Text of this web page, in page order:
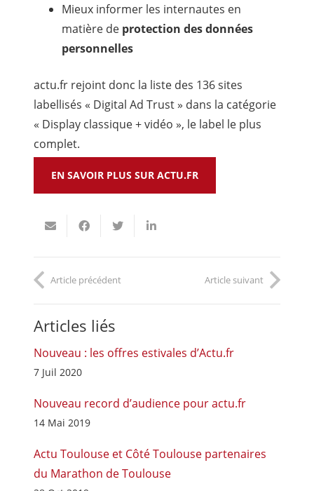
Mieux informer les internautes en
matière de protection des données
personnelles
actu.fr rejoint donc la liste des 136 sites
labellisés « Digital Ad Trust » dans la catégorie
« Display classique + vidéo », le label le plus
complet.
EN SAVOIR PLUS SUR ACTU.FR
Article précédent Article suivant
Articles liés
Nouveau : les offres estivales d’Actu.fr
7 Juil 2020
Nouveau record d’audience pour actu.fr
14 Mai 2019
Actu Toulouse et Côté Toulouse partenaires
du Marathon de Toulouse